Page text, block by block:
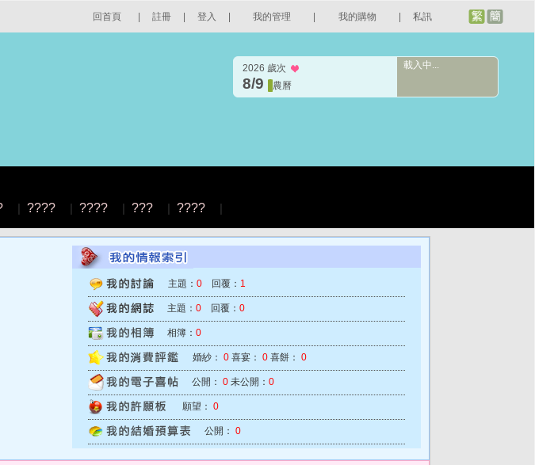
回首頁 註冊 登入 我的管理 我的購物 私訊
2026 歲次
8/9 農曆
載入中...
| ???? | ???? | ??? | ???? |
主題： 0 回覆： 1
主題： 0 回覆： 0
相簿： 0
婚紗： 0 喜宴： 0 喜餅： 0
公開： 0 未公開： 0
願望： 0
公開： 0